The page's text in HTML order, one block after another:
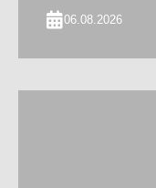
06.08.2026